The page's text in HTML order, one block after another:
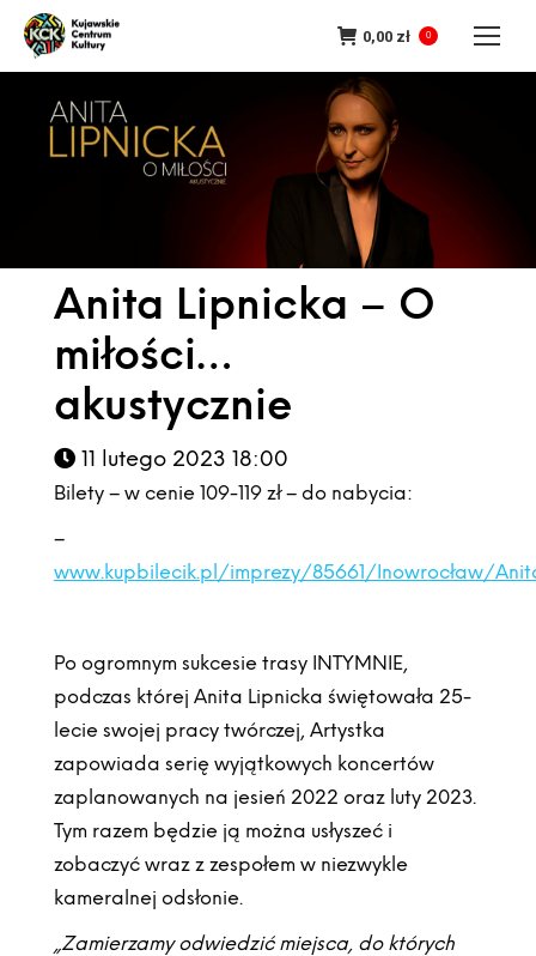
0,00 zł 0
Anita Lipnicka – O
miłości…
akustycznie
11 lutego 2023 18:00
Bilety – w cenie 109-119 zł – do nabycia:
–
www.kupbilecik.pl/imprezy/85661/Inowrocław/
Po ogromnym sukcesie trasy INTYMNIE,
podczas której Anita Lipnicka świętowała 25-
lecie swojej pracy twórczej, Artystka
zapowiada serię wyjątkowych koncertów
zaplanowanych na jesień 2022 oraz luty 2023.
Tym razem będzie ją można usłyszeć i
zobaczyć wraz z zespołem w niezwykle
kameralnej odsłonie.
„Zamierzamy odwiedzić miejsca, do których